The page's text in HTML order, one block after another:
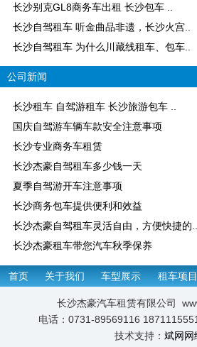
长沙别克GL8商务车出租 长沙包车 ..
长沙自驾租车 听金曲品非遗，长沙火宫..
长沙自驾租车 为什么川藏线租车、包车..
公司新闻
长沙租车 自驾游租车 长沙旅游包车 ..
国庆自驾游车辆车款安全注意事项
长沙专业商务车租赁
长沙杰豪自驾租车多少钱一天
夏季自驾游开车注意事项
长沙商务包车提供便利和效益
长沙杰豪自驾租车灵活自由，方便快捷的..
长沙杰豪租车带您汽车秋季保养
首页 关于我们 车型展示 租车项目
长沙杰豪汽车租赁有限公司
电话：0731-89569116
技术支持： 斌网网